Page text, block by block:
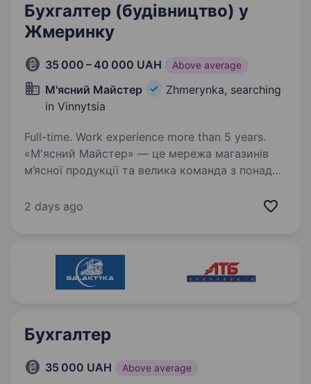
Бухгалтер (будівництво) у
Жмеринку
35 000 – 40 000 UAH Above average
М'ясний Майстер
Zhmerynka, searching
in Vinnytsia
Full-time. Work experience more than 5 years.
«М'ясний Майстер» — це мережа магазинів
м’ясної продукції та велика команда з понад
зробити свіже й якісне м’ясо доступним
2 days ago
Бухгалтер
35 000 UAH Above average